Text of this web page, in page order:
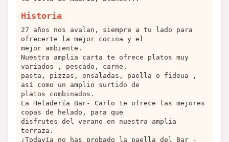
Historia
27 años nos avalan, siempre a tu lado para
ofrecerte la mejor cocina y el
mejor ambiente.
Nuestra amplia carta te ofrece platos muy
variados , pescado, carne,
pasta, pizzas, ensaladas, paella o fideua ,
así como un amplio surtido de
platos combinados.
La Heladería Bar- Carlo te ofrece las mejores
copas de helado, para que
disfrutes del verano en nuestra amplia
terraza.
¿Todavía no has probado la paella del Bar -